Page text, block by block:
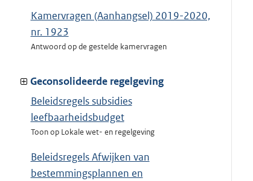
Kamervragen (Aanhangsel) 2019-2020,
nr. 1923
Antwoord op de gestelde kamervragen
Geconsolideerde regelgeving
Beleidsregels subsidies
leefbaarheidsbudget
Toon op Lokale wet- en regelgeving
Beleidsregels Afwijken van
bestemmingsplannen en